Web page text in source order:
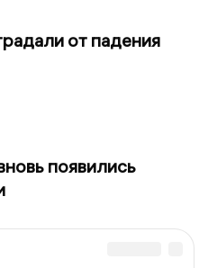
от падения
появились